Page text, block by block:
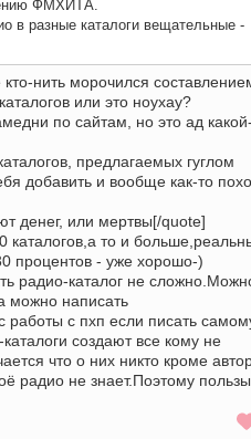
ФМХИТА.
в разные каталоги вещательные -
нить морочился
или это ноухау?
по сайтам, но это ад
предлагаемых гуглом
добавить и вообще как-то
денег, или мертвы[/quote]
каталогов,а то и
процентов - уже хорошо-)
радио-каталог не
можно написать
с пхп если писать
создают все кому не
что о них никто кроме
радио не знает.Поэтому пользы